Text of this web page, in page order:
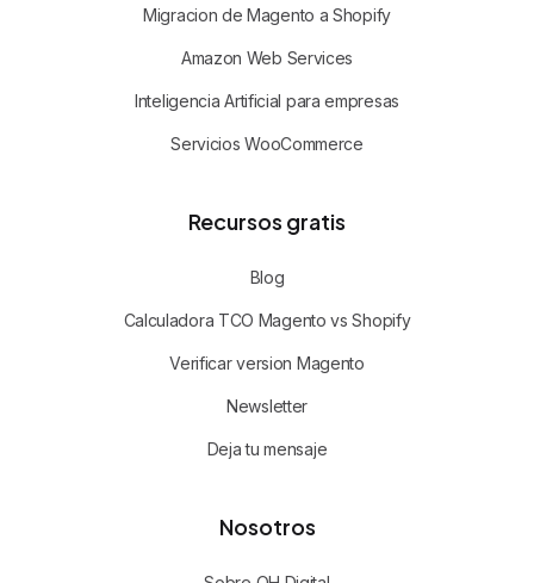
Migracion de Magento a Shopify
Amazon Web Services
Inteligencia Artificial para empresas
Servicios WooCommerce
Recursos gratis
Blog
Calculadora TCO Magento vs Shopify
Verificar version Magento
Newsletter
Deja tu mensaje
Nosotros